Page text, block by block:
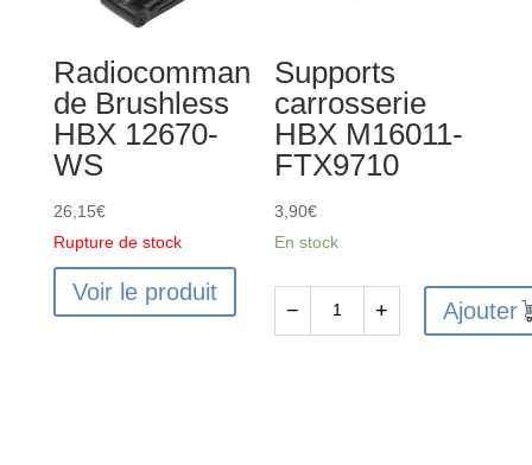
Radiocomman
de Brushless
HBX 12670-
WS
26,15€
Rupture de stock
Voir le produit
Supports
carrosserie
HBX M16011-
FTX9710
3,90€
En stock
− + Ajouter